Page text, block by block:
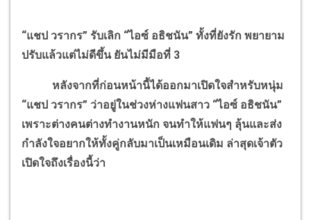
“แชป วรากร” รับเลิก “ไอซ์ อธิชนัน” ทั้งที่ยังรัก พยายาม
ปรับแล้วแต่ไม่ดีขึ้น ยันไม่มีมือที่ 3
หลังจากที่ก่อนหน้านี้ได้ออกมาเปิดใจสำหรับหนุ่ม
“แชป วรากร” ว่าอยู่ในช่วงห่างแฟนสาว “ไอซ์ อธิชนัน”
เพราะต่างคนต่างทำงานหนัก จนทำให้แฟนๆ ลุ้นและส่ง
กำลังใจอยากให้ทั้งคู่กลับมาเป็นเหมือนเดิม ล่าสุดเจ้าตัว
เปิดใจถึงเรื่องนี้ว่า